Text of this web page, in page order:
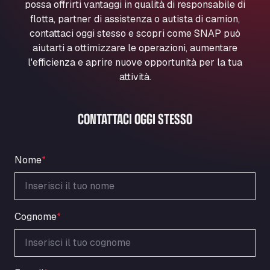
Marie-Curie-Straße 24, 68219
Aral Autohof Bockel
An der Autobahn 1, 27404
ARAL Autohof Bockenem
Oppelner Str. 1, 31167
ARAL Autohof Preis
GmbH
Obernburger Str. 127, 63811
Ardleigh South Services
a120 westbound, CO77SL
Area 47 Hermanos Rico
Autovia A4 km 47, 28300
Area de Servicio Agetrans
possa offrirti vantaggi in qualità di responsabile di
flotta, partner di assistenza o autista di camion,
contattaci oggi stesso e scopri come SNAP può
aiutarti a ottimizzare le operazioni, aumentare
l'efficienza e aprire nuove opportunità per la tua
attività.
CONTATTACI OGGI STESSO
Nome*
Cognome*